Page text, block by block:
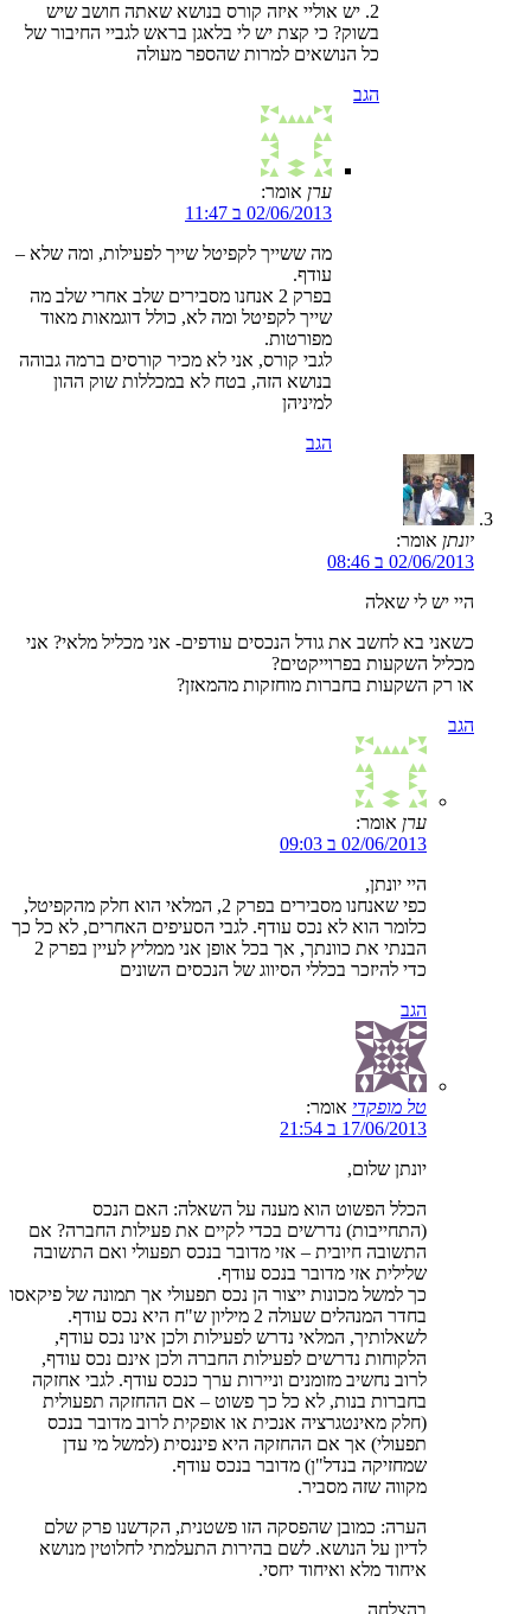
2. יש אוליי איזה קורס בנושא שאתה חושב שיש
בשוק? כי קצת יש לי בלאגן בראש לגביי החיבור של
כל הנושאים למרות שהספר מעולה
הגב
ערן אומר:
02/06/2013 ב 11:47
מה ששייך לקפיטל שייך לפעילות, ומה שלא –
עודף.
בפרק 2 אנחנו מסבירים שלב אחרי שלב מה
שייך לקפיטל ומה לא, כולל דוגמאות מאוד
מפורטות.
לגבי קורס, אני לא מכיר קורסים ברמה גבוהה
בנושא הזה, בטח לא במכללות שוק ההון
למיניהן
הגב
יונתן אומר:
02/06/2013 ב 08:46
היי יש לי שאלה
כשאני בא לחשב את גודל הנכסים עודפים- אני מכליל מלאי? אני
מכליל השקעות בפרוייקטים?
או רק השקעות בחברות מוחזקות מהמאזן?
הגב
ערן אומר:
02/06/2013 ב 09:03
היי יונתן,
כפי שאנחנו מסבירים בפרק 2, המלאי הוא חלק מהקפיטל,
כלומר הוא לא נכס עודף. לגבי הסעיפים האחרים, לא כל כך
הבנתי את כוונתך, אך בכל אופן אני ממליץ לעיין בפרק 2
כדי להיזכר בכללי הסיווג של הנכסים השונים
הגב
טל מופקדי אומר:
17/06/2013 ב 21:54
יונתן שלום,
הכלל הפשוט הוא מענה על השאלה: האם הנכס
(התחייבות) נדרשים בכדי לקיים את פעילות החברה? אם
התשובה חיובית – אזי מדובר בנכס תפעולי ואם התשובה
שלילית אזי מדובר בנכס עודף.
כך למשל מכונות ייצור הן נכס תפעולי אך תמונה של פיקאסו
בחדר המנהלים שעולה 2 מיליון ש"ח היא נכס עודף.
לשאלותיך, המלאי נדרש לפעילות ולכן אינו נכס עודף,
הלקוחות נדרשים לפעילות החברה ולכן אינם נכס עודף,
לרוב נחשיב מזומנים וניירות ערך כנכס עודף. לגבי אחזקה
בחברות בנות, לא כל כך פשוט – אם ההחזקה תפעולית
(חלק מאינטגרציה אנכית או אופקית לרוב מדובר בנכס
תפעולי) אך אם ההחזקה היא פיננסית (למשל מי עדן
שמחזיקה בנדל"ן) מדובר בנכס עודף.
מקווה שזה מסביר.
הערה: כמובן שהפסקה הזו פשטנית, הקדשנו פרק שלם
לדיון על הנושא. לשם בהירות התעלמתי לחלוטין מנושא
איחוד מלא ואיחוד יחסי.